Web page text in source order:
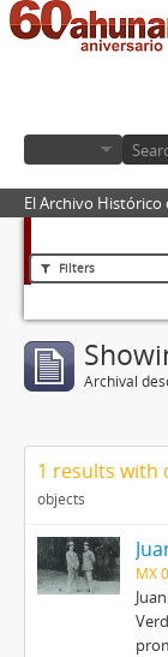
El Archivo Histórico
Filters
Archival
1 results with
objects
MX